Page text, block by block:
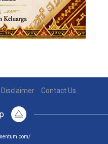
Disclaimer Contact Us